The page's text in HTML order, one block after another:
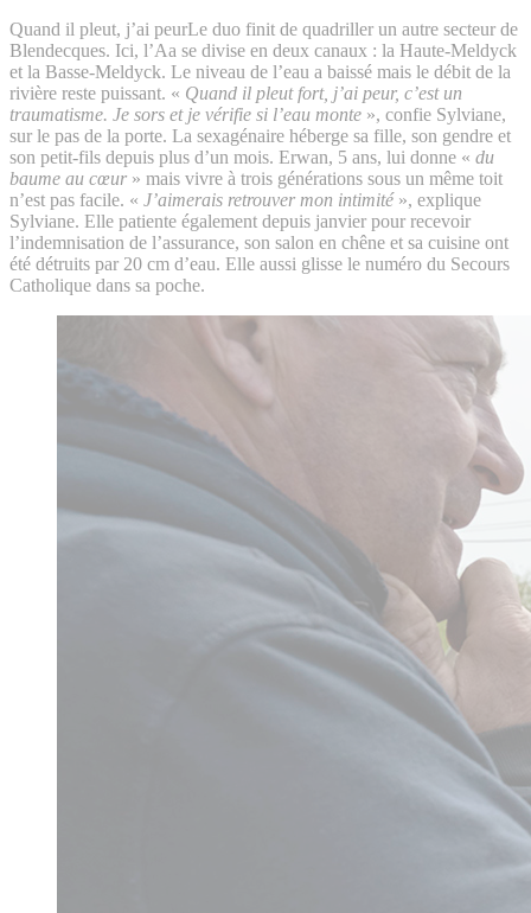
Quand il pleut, j’ai peurLe duo finit de quadriller un autre secteur de
Blendecques. Ici, l’Aa se divise en deux canaux : la Haute-Meldyck
et la Basse-Meldyck. Le niveau de l’eau a baissé mais le débit de la
rivière reste puissant. « Quand il pleut fort, j’ai peur, c’est un
traumatisme. Je sors et je vérifie si l’eau monte », confie Sylviane,
sur le pas de la porte. La sexagénaire héberge sa fille, son gendre et
son petit-fils depuis plus d’un mois. Erwan, 5 ans, lui donne « du
baume au cœur » mais vivre à trois générations sous un même toit
n’est pas facile. « J’aimerais retrouver mon intimité », explique
Sylviane. Elle patiente également depuis janvier pour recevoir
l’indemnisation de l’assurance, son salon en chêne et sa cuisine ont
été détruits par 20 cm d’eau. Elle aussi glisse le numéro du Secours
Catholique dans sa poche.